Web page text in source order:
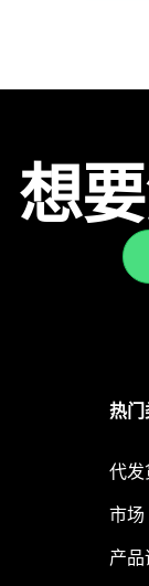
想
热门
代发
市场
产